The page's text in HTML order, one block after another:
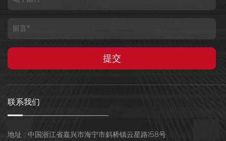
联系我们
地址 : 中国浙江省嘉兴市海宁市斜桥镇云星路158号